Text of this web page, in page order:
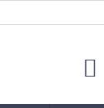
OCHRANY